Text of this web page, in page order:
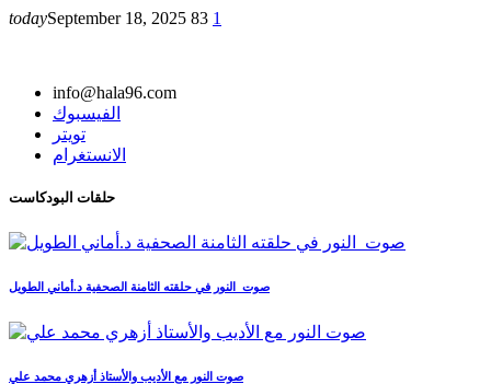
todaySeptember 18, 2025 83 1
info@hala96.com
الفيسبوك
تويتر
الانستغرام
حلقات البودكاست
صوت_النور في حلقته الثامنة الصحفية د.أماني الطويل
صوت النور مع الأديب والأستاذ أزهري محمد علي